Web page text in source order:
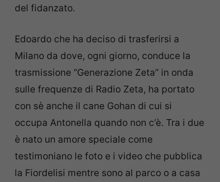
del fidanzato.
Edoardo che ha deciso di trasferirsi a
Milano da dove, ogni giorno, conduce la
trasmissione “Generazione Zeta” in onda
sulle frequenze di Radio Zeta, ha portato
con sè anche il cane Gohan di cui si
occupa Antonella quando non c’è. Tra i due
è nato un amore speciale come
testimoniano le foto e i video che pubblica
la Fiordelisi mentre sono al parco o a casa